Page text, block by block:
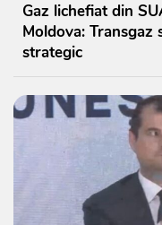
Gaz lichefiat din
Moldova: Transgaz
strategic